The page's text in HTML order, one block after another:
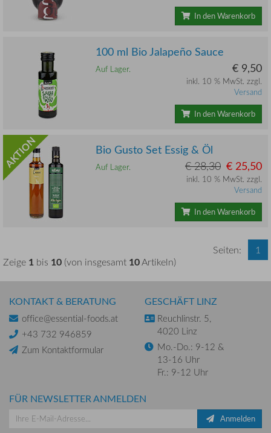
In den Warenkorb
100 ml Bio Jalapeño Sauce
Auf Lager. € 9,50
inkl. 10 % MwSt. zzgl.
Versand
In den Warenkorb
AKTION Bio Gusto Set Essig & Öl
Auf Lager. € 28,30 € 25,50
inkl. 10 % MwSt. zzgl.
Versand
In den Warenkorb
Zeige 1 bis 10 (von insgesamt 10Artikeln)
Seiten: 1
KONTAKT & BERATUNG
office@essential-foods.at
+43 732 946859
Zum Kontaktformular
GESCHÄFT LINZ
Reuchlinstr. 5,
4020 Linz
Mo.-Do.: 9-12 &
13-16 Uhr
Fr.: 9-12 Uhr
FÜR NEWSLETTER ANMELDEN
Anmelden